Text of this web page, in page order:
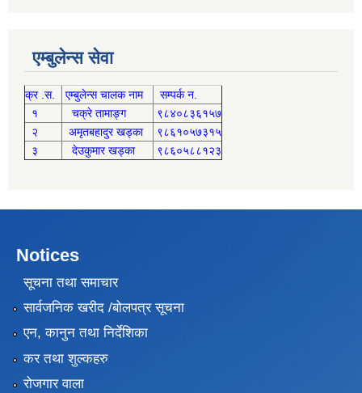
एम्बुलेन्स सेवा
क्र .स. एम्बुलेन्स चालक नाम
सम्पर्क न.
१
चक्रे तामाङ्ग
९८४०८३६१५७
२
अमृतबहादुर खड्का
९८६१०५७३१५
३
देउकुमार खड्का ९८६०५८८१२३
Notices
सूचना तथा समाचार
सार्वजनिक खरीद /बोलपत्र सूचना
एन, कानुन तथा निर्देशिका
कर तथा शुल्कहरु
रोजगार वाला